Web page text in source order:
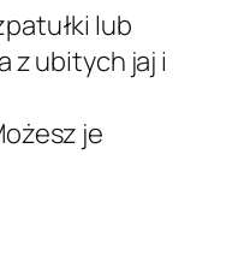
lub
z ubitych jaj i
je